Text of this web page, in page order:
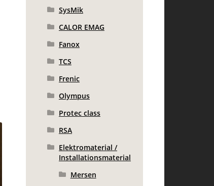
SysMik
CALOR EMAG
Fanox
TCS
Frenic
Olympus
Protec class
RSA
Elektromaterial /
Installationsmaterial
Mersen